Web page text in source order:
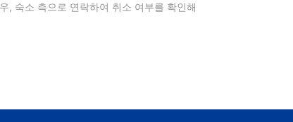
, 숙소 측으로 연락하여 취소 여부를 확인해